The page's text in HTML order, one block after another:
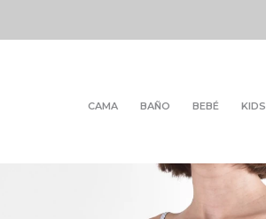
CAMA BAÑO BEBÉ KIDS